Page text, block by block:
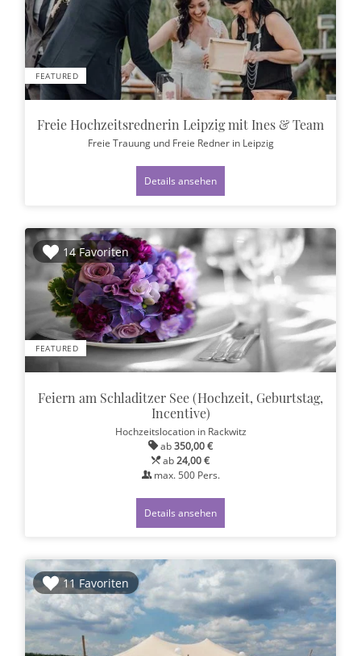
FEATURED
Freie Hochzeitsrednerin Leipzig mit Ines & Team
Freie Trauung und Freie Redner in Leipzig
Details ansehen
14 Favoriten
FEATURED
Feiern am Schladitzer See (Hochzeit, Geburtstag,
Incentive)
Hochzeitslocation in Rackwitz
ab350,00 €
ab24,00 €
max. 500Pers.
Details ansehen
11 Favoriten